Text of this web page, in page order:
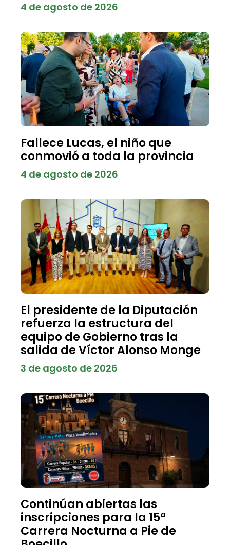
4 de agosto de 2026
Fallece Lucas, el niño que
conmovió a toda la provincia
4 de agosto de 2026
El presidente de la Diputación
refuerza la estructura del
equipo de Gobierno tras la
salida de Víctor Alonso Monge
3 de agosto de 2026
Continúan abiertas las
inscripciones para la 15ª
Carrera Nocturna a Pie de